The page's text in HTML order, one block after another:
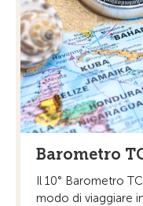
Barometro
Il 10° Barometro
modo di viaggiare